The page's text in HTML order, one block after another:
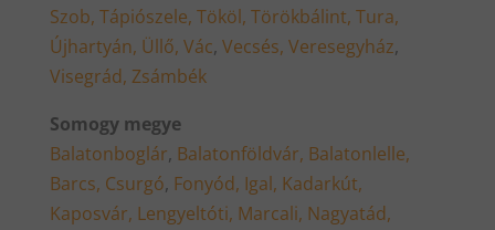
Szob, Tápiószele, Tököl, Törökbálint, Tura,
Újhartyán, Üllő, Vác, Vecsés, Veresegyház,
Visegrád, Zsámbék
Somogy megye
Balatonboglár, Balatonföldvár, Balatonlelle,
Barcs, Csurgó, Fonyód, Igal, Kadarkút,
Kaposvár, Lengyeltóti, Marcali, Nagyatád,